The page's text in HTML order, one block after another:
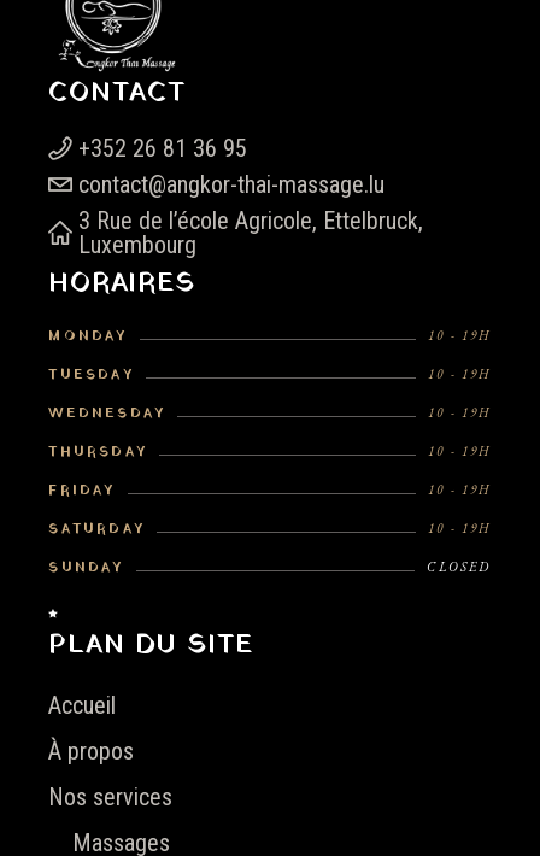
CONTACT
+352 26 81 36 95
contact@angkor-thai-massage.lu
3 Rue de l’école Agricole, Ettelbruck,
Luxembourg
HORAIRES
MONDAY 10 - 19H
TUESDAY 10 - 19H
WEDNESDAY 10 - 19H
THURSDAY 10 - 19H
FRIDAY 10 - 19H
SATURDAY 10 - 19H
SUNDAY CLOSED
PLAN DU SITE
Accueil
À propos
Nos services
Massages